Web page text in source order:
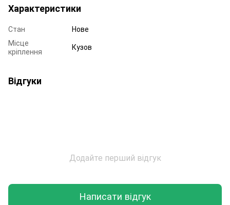
Характеристики
Стан
Нове
Місце
кріплення
Кузов
Відгуки
Додайте перший відгук
Написати відгук